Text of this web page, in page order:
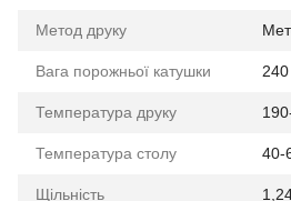
Метод друку
Вага порожньої катушки 240
Температура друку
Температура столу 40-
Щільність